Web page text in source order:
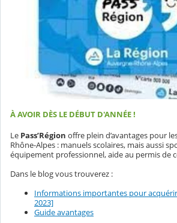
À AVOIR DÈS LE DÉBUT D'ANNÉE !
Le Pass’Région offre plein d’avantages pour
Rhône-Alpes : manuels scolaires, mais aussi
équipement professionnel, aide au permis de
Dans le blog vous trouverez :
Informations importantes pour acquérir
2023]
Guide avantages